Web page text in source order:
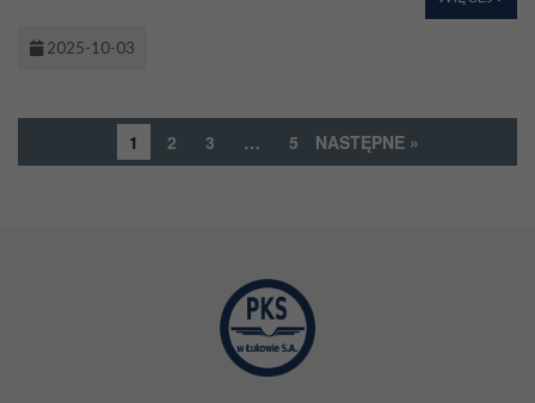
2025-10-03
1 2 3 … 5 NASTĘPNE »